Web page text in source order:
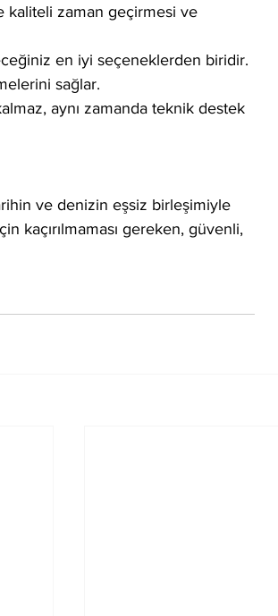
kaliteli zaman geçirmesi ve
en iyi seçeneklerden biridir.
sağlar.
aynı zamanda teknik destek
ve denizin eşsiz birleşimiyle
kaçırılmaması gereken, güvenli,